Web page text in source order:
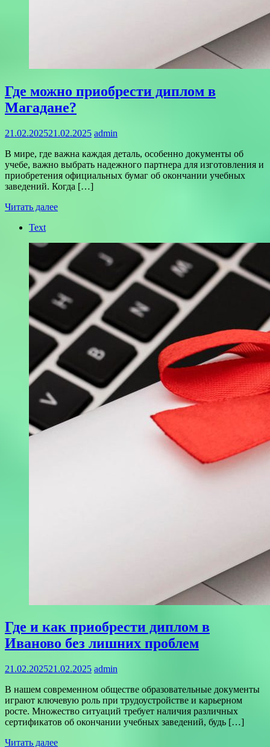
Где можно приобрести диплом в
Магадане?
21.02.202521.02.2025 admin
В мире, где важна каждая деталь, особенно документы об
учебе, важно выбрать надежного партнера для изготовления и
приобретения официальных бумаг об окончании учебных
заведений. Когда […]
Читать далее
Text
Где и как приобрести диплом в
Иваново без лишних проблем
21.02.202521.02.2025 admin
В нашем современном обществе образовательные документы
играют ключевую роль при трудоустройстве и карьерном
росте. Множество ситуаций требует наличия различных
сертификатов об окончании учебных заведений, будь […]
Читать далее